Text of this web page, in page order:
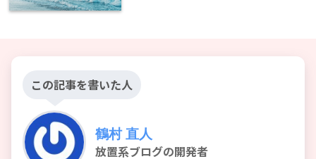
この記事を書いた人
鶴村 直人
放置系ブログの開発者